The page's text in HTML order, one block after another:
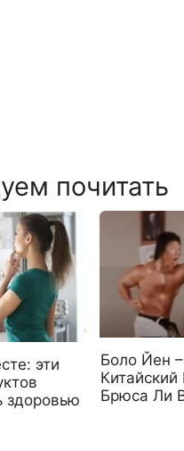
почитать
эти
здоровью
Боло Йен
Китайский
Брюса Ли